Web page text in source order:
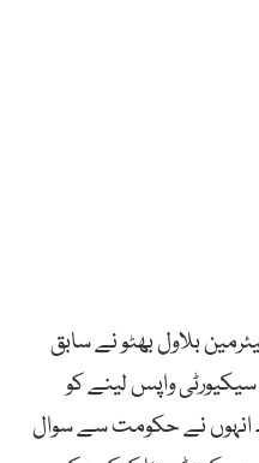
بلاول بھٹو نے سابق
واپس لینے کو
انہوں نے حکومت سے سوال